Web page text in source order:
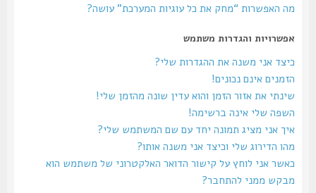
מה האפשרות “מחק את כל עוגיות המערכת” עושה?
אפשרויות והגדרות משתמש
כיצד אני משנה את ההגדרות שלי?
הזמנים אינם נכונים!
שינתי את אזור הזמן והוא עדין שונה מהזמן שלי!
השפה שלי אינה ברשימה!
איך אני מציג תמונה יחד עם שם המשתמש שלי?
מהו הדירוג שלי וכיצד אני משנה אותו?
כאשר אני לוחץ על קישור הדואר האלקטרוני של משתמש הוא
מבקש ממני להתחבר?